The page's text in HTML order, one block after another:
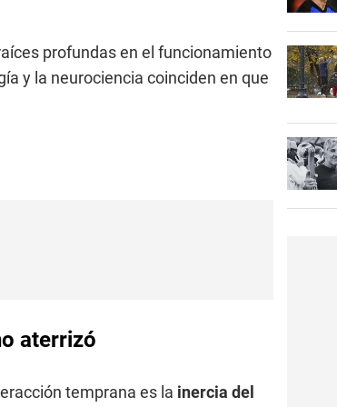
profundas en el funcionamiento
y la neurociencia coinciden en que
aterrizó
temprana es la inercia del